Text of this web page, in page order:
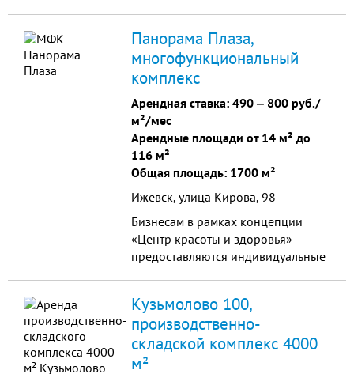
места общего пользования.
Электроэнергия, вода
оплачиваются по счетчику.
Предоставляется юридический
адрес. Высота потолков до 8 м.,
пол с безпылевым п...
Панорама Плаза,
многофункциональный
комплекс
Арендная ставка: 490 ‒ 800 руб./
м²/мес
Арендные площади от 14 м² до
116 м²
Общая площадь: 1700 м²
Ижевск, улица Кирова, 98
Бизнесам в рамках концепции
«Центр красоты и здоровья»
предоставляются индивидуальные
Помещения от 14 до 115 кв.м. с
возможностью объединения. -
Высота потолков: 2,7 - 4,12 м -
Предчистовая отделка помещений
Кузьмолово 100,
производственно-
складской комплекс 4000
м²